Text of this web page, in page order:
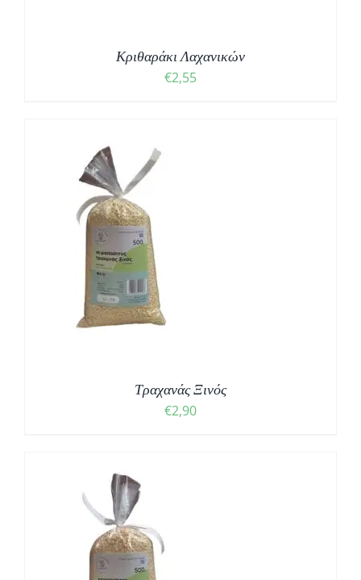
Κριθαράκι Λαχανικών
€2,55
Τραχανάς Ξινός
€2,90